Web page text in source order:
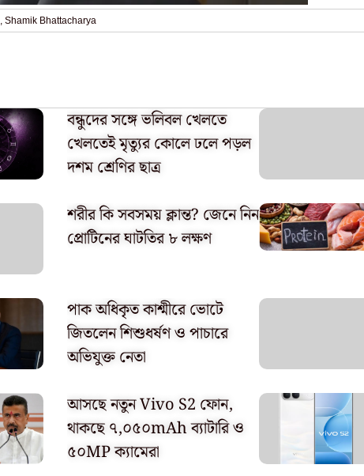
Shamik Bhattacharya
বন্ধুদের সঙ্গে ভলিবল খেলতে
খেলতেই মৃত্যুর কোলে ঢলে পড়ল
দশম শ্রেণির ছাত্র
শরীর কি সবসময় ক্লান্ত? জেনে নিন
প্রোটিনের ঘাটতির ৮ লক্ষণ
পাক অধিকৃত কাশ্মীরে ভোটে
জিতলেন শিশুধর্ষণ ও পাচারে
অভিযুক্ত নেতা
আসছে নতুন Vivo S2 ফোন,
থাকছে ৭,০৫০mAh ব্যাটারি ও
৫০MP ক্যামেরা